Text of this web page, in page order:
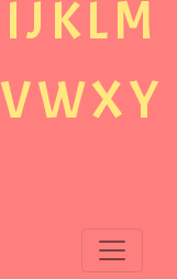
IJ KLM
VWXY